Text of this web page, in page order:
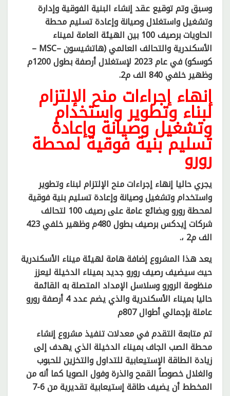
وسبق وتم توقيع عقد إنشاء البنية الفوقية وإدارة
وتشغيل واستغلال وصيانة وإعادة تسليم محطة
الحاويات برصيف 100 بين الهيئة العامة لميناء
الأسكندرية والتحالف العالمي (هاتشيسون –MSC –
كوسكو) في عام 2023 لإستغلال أرصفة بطول 1200م
وظهير خلفي 840 الف م2.
إنهاء إجراءات منح الإلتزام
لبناء وتطوير واستخدام
وتشغيل وصيانة وإعادة
تسليم بنية فوقية لمحطة
رورو
يجري حاليا إنهاء إجراءات منح الإلتزام لبناء وتطوير
واستخدام وتشغيل وصيانة وإعادة تسليم بنية فوقية
لمحطة رورو وبضائع عامة على رصيف 100 لتحالف
شركات إيدكس برصيف بطول 480م وظهير خلفي 423
الف م2 ،.
يعد هذا المشروع إضافة هامة لهيئة ميناء الأسكندرية
حيث سيضيف رصيف رورو جديد بميناء الدخيلة ليعزز
منظومة الرورو وسلاسل الإمداد المتصلة به القائمة
حاليا بميناء الأسكندرية والذي يضم عدد 4 أرصفة رورو
عاملة بإجمالي أطوال 807م
تم متابعة التقدم في معدلات تنفيذ مشروع إنشاء
محطة الصب الجاف بميناء الدخيلة الذي يهدف إلى
زيادة الطاقة الإستيعابية للتداول والتخزين للحبوب
والغلال خصوصاً القمح والذرة وفول الصويا كما أنه من
المخطط أن يضيف طاقة إستيعابية تقديرية من 6-7